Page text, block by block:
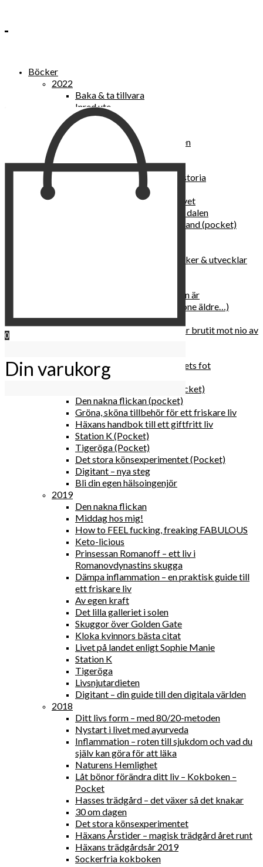
Böcker
2022
Baka & ta tillvara
Inred ute
Power Women
2021
Kvinnan som lekte med elden
“Vi vill nytt, vi begär plats”
Sånger vid avgrunden
Vattenvarelser : en kulturhistoria
Sannas fastebok
Happy skin : ung hud hela livet
Det lilla pensionatet i gröna dalen
I trygghetsnarkomanernas land (pocket)
Self Love – hur du läker, stärker & utvecklar
Hur du blir parisisk var du än är
Äldre och klokare (åtminstone äldre…)
Häxans kokbok
Gud gav oss tio bud – jag har brutit mot nio av
Den lilla vingården vid bergets fot
Happy me
Det lilla galleriet i solen (pocket)
Den nakna flickan (pocket)
Gröna, sköna tillbehör för ett friskare liv
Häxans handbok till ett giftfritt liv
Station K (Pocket)
Tigeröga (Pocket)
Det stora könsexperimentet (Pocket)
Digitant – nya steg
Bli din egen hälsoingenjör
2019
Den nakna flickan
Middag hos mig!
How to FEEL fucking, freaking FABULOUS
Keto-licious
Prinsessan Romanoff – ett liv i
Romanovdynastins skugga
Dämpa inflammation – en praktisk guide till
ett friskare liv
Av egen kraft
Det lilla galleriet i solen
Skuggor över Golden Gate
Kloka kvinnors bästa citat
Livet på landet enligt Sophie Manie
Station K
Tigeröga
Livsnjutardieten
Digitant – din guide till den digitala världen
2018
Ditt livs form – med 80/20-metoden
Nystart i livet med ayurveda
Inflammation – roten till sjukdom och vad du
själv kan göra för att läka
Naturens Hemlighet
Låt bönor förändra ditt liv – Kokboken –
Pocket
Hasses trädgård – det växer så det knakar
30 om dagen
Det stora könsexperimentet
Häxans Årstider – magisk trädgård året runt
Häxans trädgårdsår 2019
Sockerfria kokboken
0
Din varukorg